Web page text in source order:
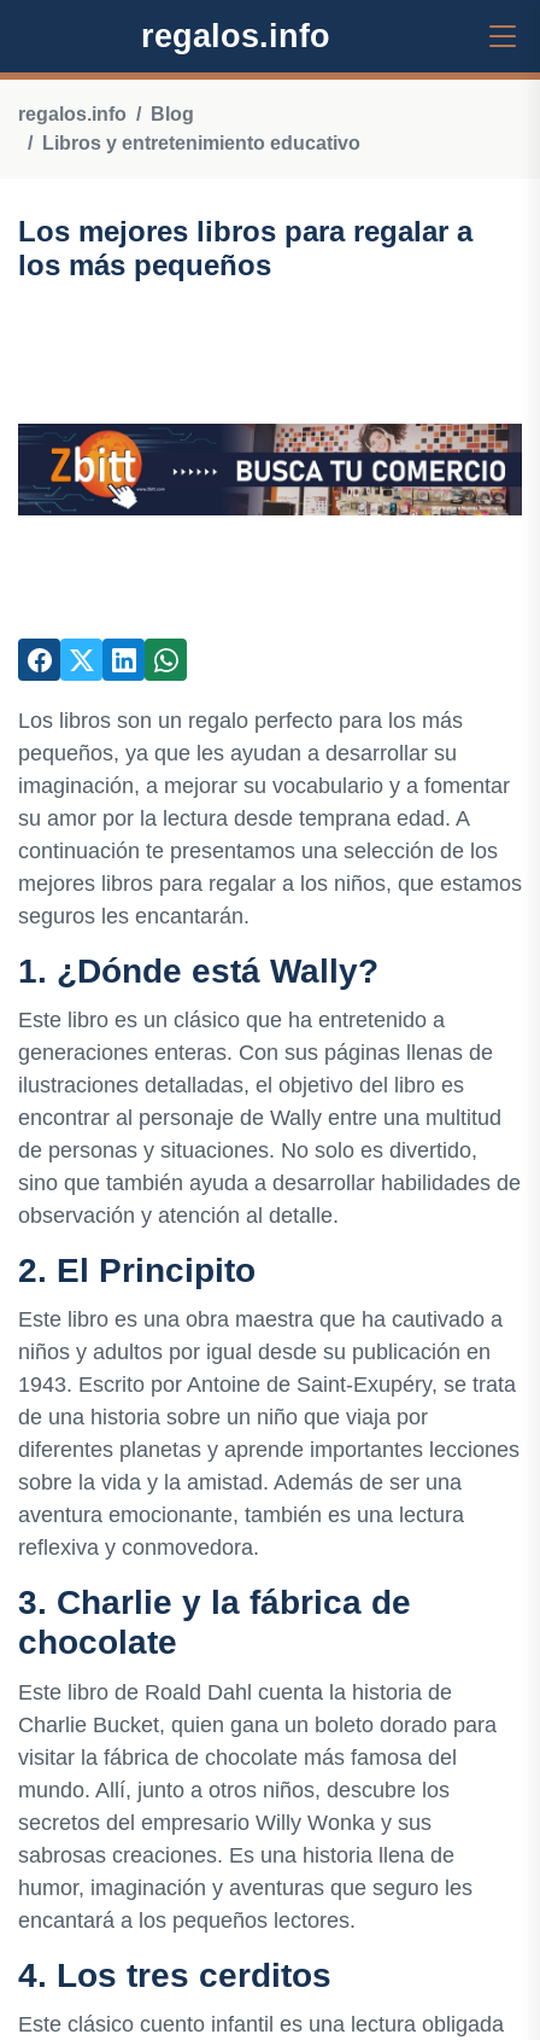
regalos.info
regalos.info
Blog
Libros y entretenimiento educativo
Los mejores libros para regalar a
los más pequeños
Los libros son un regalo perfecto para los más
pequeños, ya que les ayudan a desarrollar su
imaginación, a mejorar su vocabulario y a fomentar
su amor por la lectura desde temprana edad. A
continuación te presentamos una selección de los
mejores libros para regalar a los niños, que estamos
seguros les encantarán.
1. ¿Dónde está Wally?
Este libro es un clásico que ha entretenido a
generaciones enteras. Con sus páginas llenas de
ilustraciones detalladas, el objetivo del libro es
encontrar al personaje de Wally entre una multitud
de personas y situaciones. No solo es divertido,
sino que también ayuda a desarrollar habilidades de
observación y atención al detalle.
2. El Principito
Este libro es una obra maestra que ha cautivado a
niños y adultos por igual desde su publicación en
1943. Escrito por Antoine de Saint-Exupéry, se trata
de una historia sobre un niño que viaja por
diferentes planetas y aprende importantes lecciones
sobre la vida y la amistad. Además de ser una
aventura emocionante, también es una lectura
reflexiva y conmovedora.
3. Charlie y la fábrica de
chocolate
Este libro de Roald Dahl cuenta la historia de
Charlie Bucket, quien gana un boleto dorado para
visitar la fábrica de chocolate más famosa del
mundo. Allí, junto a otros niños, descubre los
secretos del empresario Willy Wonka y sus
sabrosas creaciones. Es una historia llena de
humor, imaginación y aventuras que seguro les
encantará a los pequeños lectores.
4. Los tres cerditos
Este clásico cuento infantil es una lectura obligada